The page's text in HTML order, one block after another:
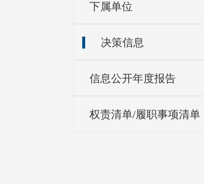
下属单位
决策信息
信息公开年度报告
权责清单/履职事项清单